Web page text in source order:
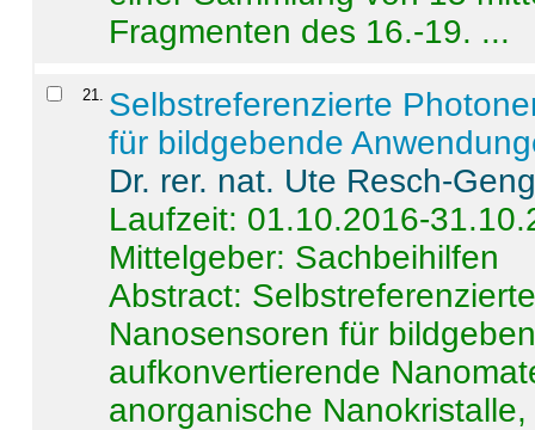
Fragmenten des 16.-19. ...
21
Selbstreferenzierte
für bildgebende
Dr. rer. nat. Ute Resch-
Laufzeit: 01.10.2016-
Mittelgeber: Sachbeihilfen
Abstract:
Nanosensoren für
aufkonvertierende
anorganische